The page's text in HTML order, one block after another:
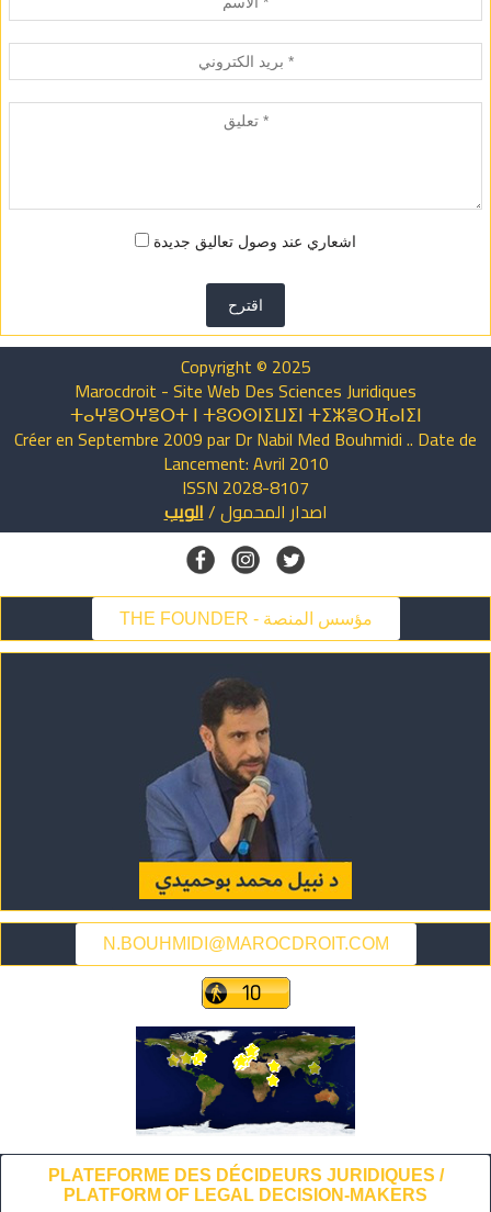
اشعاري عند وصول تعاليق جديدة
اقترح
Copyright © 2025
Marocdroit - Site Web Des Sciences Juridiques
ⵜⴰⵖⴻⵔⵖⴻⵔⵜ ⵏ ⵜⵓⵙⵙⵏⵉⵡⵉⵏ ⵜⵉⵣⴻⵔⴼⴰⵏⵉⵏ
Créer en Septembre 2009 par Dr Nabil Med Bouhmidi .. Date de
Lancement: Avril 2010
ISSN 2028-8107
اصدار المحمول/الويب
THE FOUNDER - مؤسس المنصة
N.BOUHMIDI@MAROCDROIT.COM
PLATEFORME DES DÉCIDEURS JURIDIQUES /
PLATFORM OF LEGAL DECISION-MAKERS